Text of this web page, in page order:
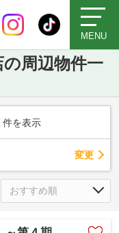
MENU
周辺物件一
件を表示
変更